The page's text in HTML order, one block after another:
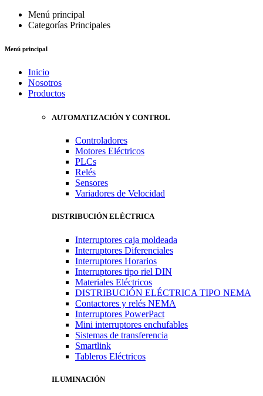
Menú principal
Categorías Principales
Menú principal
Inicio
Nosotros
Productos
AUTOMATIZACIÓN Y CONTROL
Controladores
Motores Eléctricos
PLCs
Relés
Sensores
Variadores de Velocidad
DISTRIBUCIÓN ELÉCTRICA
Interruptores caja moldeada
Interruptores Diferenciales
Interruptores Horarios
Interruptores tipo riel DIN
Materiales Eléctricos
DISTRIBUCIÓN ELÉCTRICA TIPO NEMA
Contactores y relés NEMA
Interruptores PowerPact
Mini interruptores enchufables
Sistemas de transferencia
Smartlink
Tableros Eléctricos
ILUMINACIÓN